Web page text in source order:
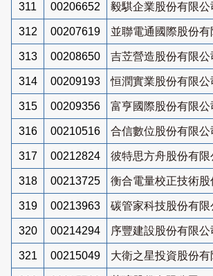
311 00206652 毅騏企業股份有限公
312 00207619 並聯電通國際股份有
313 00208650 吉苙營造股份有限公
314 00209193 恒潤實業股份有限公
315 00209356 富亨國際股份有限公
316 00210516 合信數位股份有限公
317 00212824 彼特思方舟股份有限
318 00213725 衡合電量校正技術股
319 00213963 碳管家科技股份有限
320 00214294 序豐建設股份有限公
321 00215049 大衛之星投資股份有